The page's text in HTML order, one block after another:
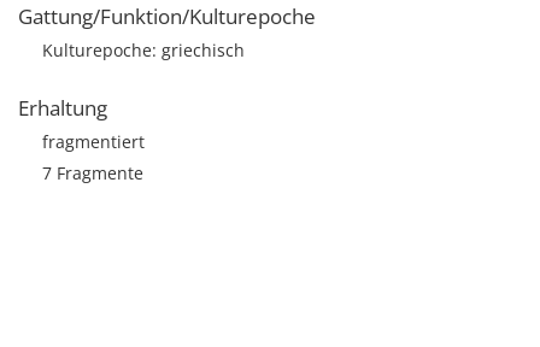
Gattung/Funktion/Kulturepoche
Kulturepoche: griechisch
Erhaltung
fragmentiert
7 Fragmente